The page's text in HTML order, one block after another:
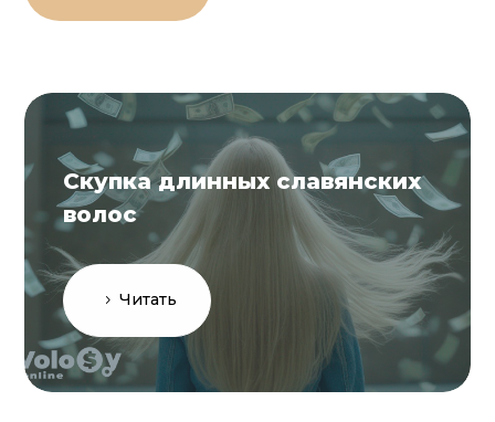
Скупка длинных славянских
волос
Читать